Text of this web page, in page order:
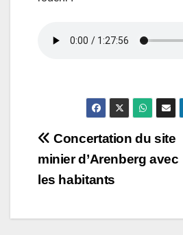
Navigation
de
Concertation du site
minier d’Arenberg avec
les habitants